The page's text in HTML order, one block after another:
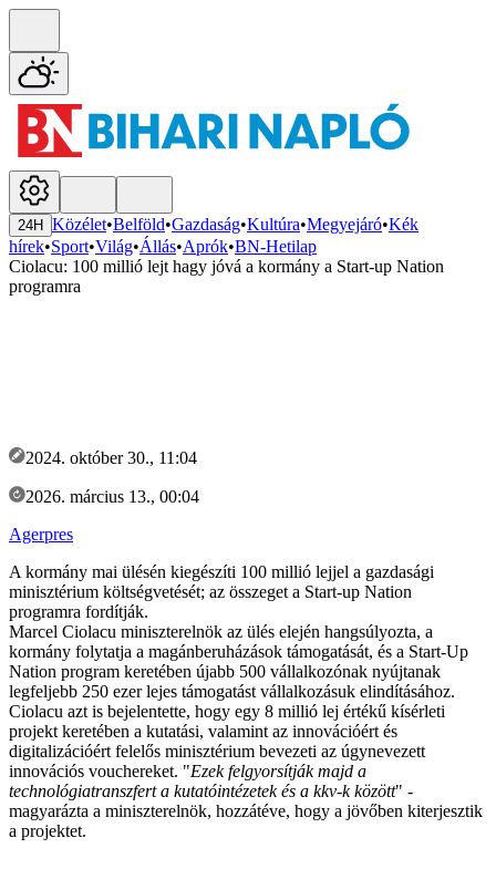
24H Közélet•Belföld•Gazdaság•Kultúra•Megyejáró•Kék
hírek•Sport•Világ•Állás•Aprók•BN-Hetilap
Ciolacu: 100 millió lejt hagy jóvá a kormány a Start-up Nation
programra
2024. október 30., 11:04
2026. március 13., 00:04
Agerpres
A kormány mai ülésén kiegészíti 100 millió lejjel a gazdasági
minisztérium költségvetését; az összeget a Start-up Nation
programra fordítják.
Marcel Ciolacu miniszterelnök az ülés elején hangsúlyozta, a
kormány folytatja a magánberuházások támogatását, és a Start-Up
Nation program keretében újabb 500 vállalkozónak nyújtanak
legfeljebb 250 ezer lejes támogatást vállalkozásuk elindításához.
Ciolacu azt is bejelentette, hogy egy 8 millió lej értékű kísérleti
projekt keretében a kutatási, valamint az innovációért és
digitalizációért felelős minisztérium bevezeti az úgynevezett
innovációs vouchereket. "Ezek felgyorsítják majd a
technológiatranszfert a kutatóintézetek és a kkv-k között" -
magyarázta a miniszterelnök, hozzátéve, hogy a jövőben kiterjesztik
a projektet.